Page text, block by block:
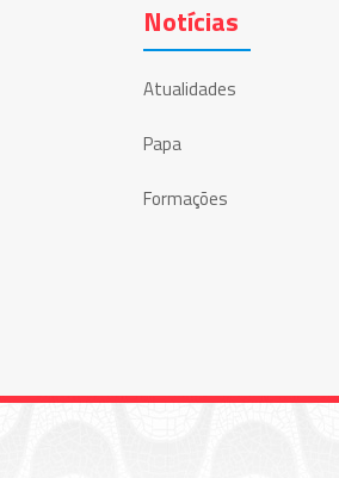
Notícias
Atualidades
Papa
Formações